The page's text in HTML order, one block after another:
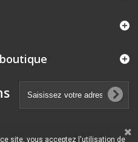
site, vous acceptez l'utilisation de